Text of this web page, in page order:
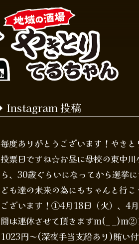
Instagram 投稿
毎度ありがとうございます！やき
投票日ですね☆お昼に母校の東中
ら、30歳ぐらいになってから選挙
ども達の未来の為にもちゃんと行
ございます！①4月18日（火）、4
間は連休させて頂きますm(_ _)m②
1023円～(深夜手当支給あり)賄い